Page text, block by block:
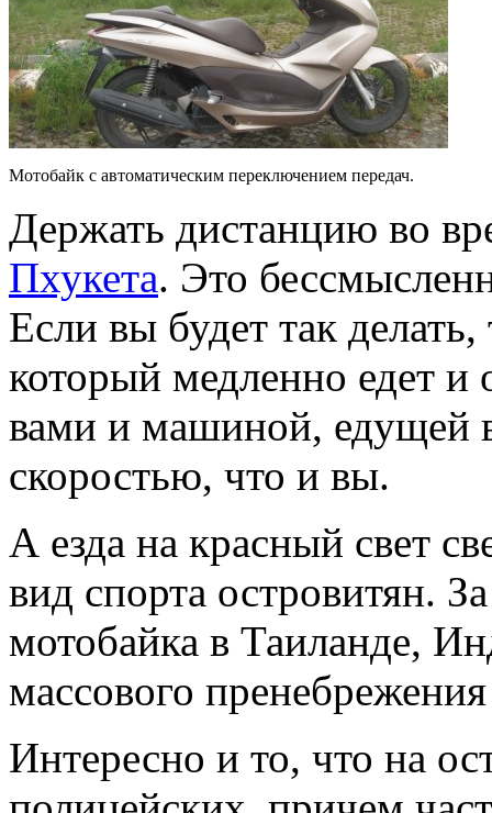
Мотобайк с автоматическим переключением передач.
Держать дистанцию во
Пхукета. Это
Если вы будет так делать,
который медленно едет и
вами и машиной, едущей
скоростью, что и вы.
А езда на красный свет
вид спорта островитян.
мотобайка в Таиланде,
массового
Интересно и то, что на